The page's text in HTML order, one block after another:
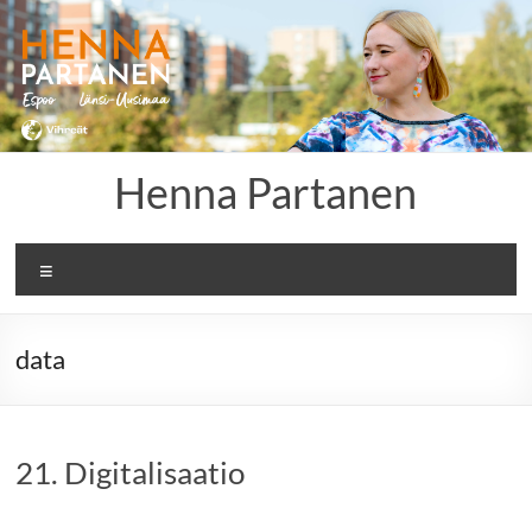
Skip
to
content
Henna Partanen
data
21. Digitalisaatio